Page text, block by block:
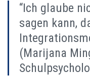
“Ich glaube
sagen kann,
(Marijana